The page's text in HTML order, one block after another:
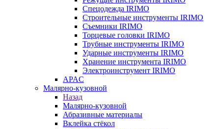
Спецодежда IRIMO
Строительные инструменты IRIMO
Съемники IRIMO
Торцевые головки IRIMO
Трубные инструменты IRIMO
Ударные инструменты IRIMO
Хранение инструмента IRIMO
Электроинструмент IRIMO
APAC
Малярно-кузовной
Назад
Малярно-кузовной
Абразивные материалы
Вклейка стёкол